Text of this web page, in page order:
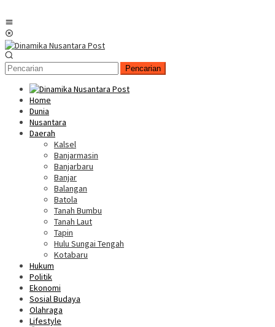
Pencarian
Home
Dunia
Nusantara
Daerah
Kalsel
Banjarmasin
Banjarbaru
Banjar
Balangan
Batola
Tanah Bumbu
Tanah Laut
Tapin
Hulu Sungai Tengah
Kotabaru
Hukum
Politik
Ekonomi
Sosial Budaya
Olahraga
Lifestyle